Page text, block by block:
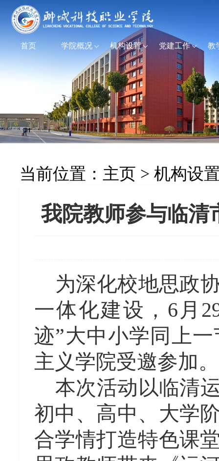
首页 学院概况 机构设置 党建工作 教
当前位置： 主页 > 机构设
我院教师参与临清
为深化校地思政
一体化建设， 6 月
迹”大中小学同上
主义学院受邀参加。
本次活动以临清
初中、高中、大学
合学情打造特色课